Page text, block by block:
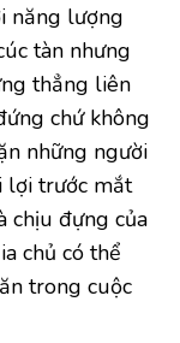
năng lượng
tàn nhưng
thẳng liên
chứ không
những người
lợi trước mắt
chịu đựng của
chủ có thể
trong cuộc